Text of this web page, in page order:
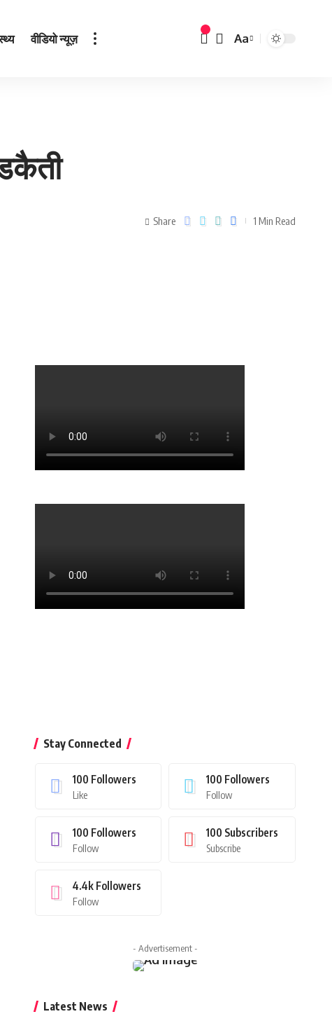
वीडियो न्यूज़ Aa
Share 1 Min Read
Stay Connected
100 Followers
Like
100 Followers
Follow
100 Followers
Follow
100 Subscribers
Subscribe
4.4k Followers
Follow
- Advertisement -
Latest News